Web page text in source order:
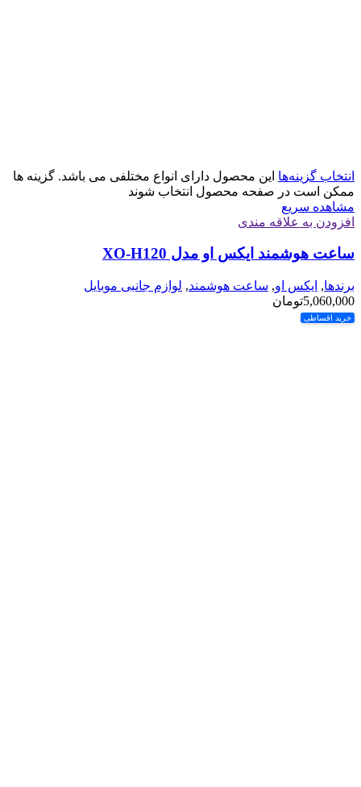
انتخاب گزینه‌ها این محصول دارای انواع مختلفی می باشد. گزینه ها
ممکن است در صفحه محصول انتخاب شوند
مشاهده سریع
افزودن به علاقه مندی
ساعت هوشمند ایکس او مدل XO-H120
برندها, ایکس او, ساعت هوشمند, لوازم جانبی موبایل
5,060,000تومان
خرید اقساطی